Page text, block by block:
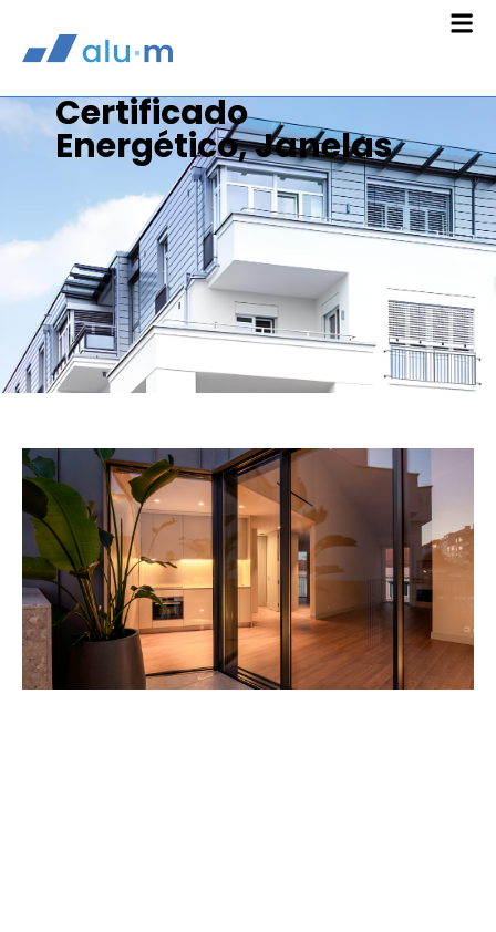
Certificado
Energético,Janelas